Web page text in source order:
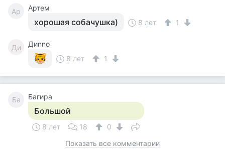
Ар Артем
хорошая собачушка) 8 лет 1
Ди
Диnno
8 лет
1
Ба Багира
Большой
8 лет 18
0
Показать все комментарии